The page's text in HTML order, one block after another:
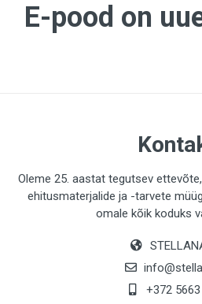
E-pood on
Oleme 25. aastat tegutsev
ehitusmaterjalide ja -tarvete
omale kõik koduks
+372